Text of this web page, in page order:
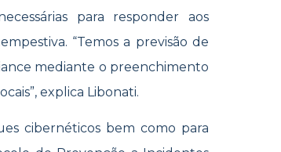
para responder aos
“Temos a previsão de
mediante o preenchimento
explica Libonati.
cibernéticos bem como para